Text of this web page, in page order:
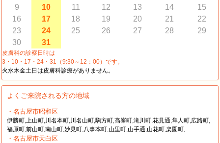
9
10 11 12 13 14
15
16
17 18 19 20 21
22
23
24 25 26 27 28
29
30
31
皮膚科の診察日時は
3・10・17・24・31（9:30～12：00）です。
火水木金土日は皮膚科診療がありません。
よくご来院される方の地域
・名古屋市昭和区
伊勝町,上山町,川名本町,川名山町,駒方町,高峯町,滝川町,花見通,隼人町,広路町,
福原町,前山町,南山町,妙見町,八事本町,山里町,山手通,山花町,楽園町,
・名古屋市天白区